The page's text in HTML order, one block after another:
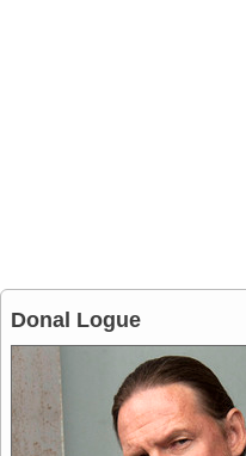
Donal Logue